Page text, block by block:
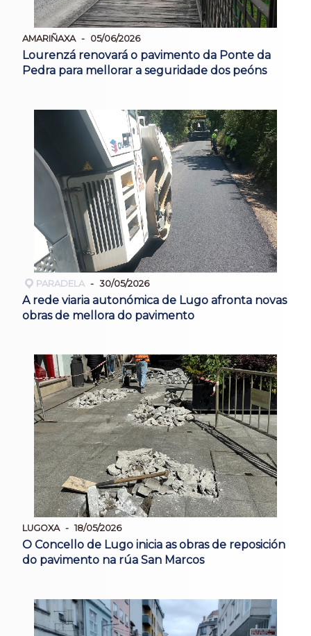
AMARIÑAXA 05/06/2026
Lourenzá renovará o pavimento da Ponte da
Pedra para mellorar a seguridade dos peóns
PARADELA 30/05/2026
A rede viaria autonómica de Lugo afronta novas
obras de mellora do pavimento
LUGOXA 18/05/2026
O Concello de Lugo inicia as obras de reposición
do pavimento na rúa San Marcos